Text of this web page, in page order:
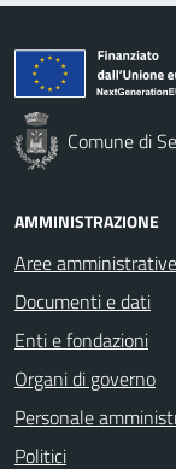
Comune di
AMMINISTRAZIONE
Aree amministrative
Documenti e dati
Enti e fondazioni
Organi di governo
Personale
Politici